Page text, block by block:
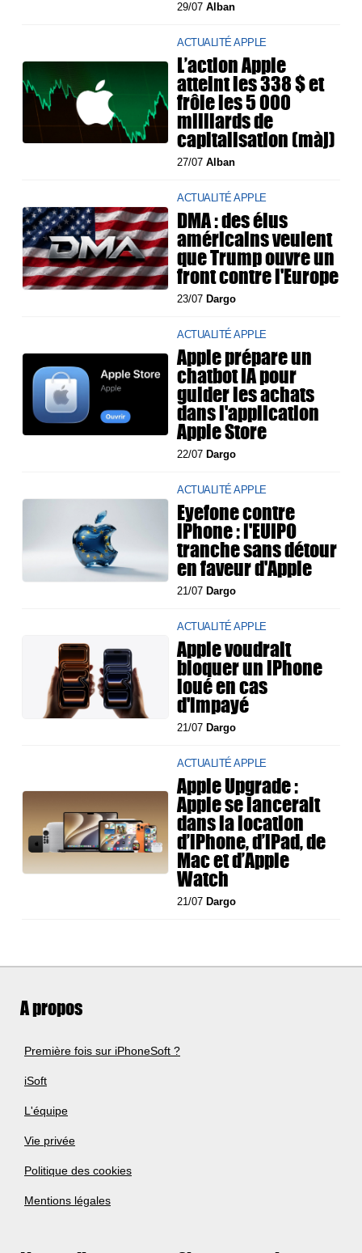
29/07Alban
ACTUALITÉ APPLE
L’action Apple
atteint les 338 $ et
frôle les 5 000
milliards de
capitalisation (màj)
27/07Alban
ACTUALITÉ APPLE
DMA : des élus
américains veulent
que Trump ouvre un
front contre l'Europe
23/07 Dargo
ACTUALITÉ APPLE
Apple prépare un
chatbot IA pour
guider les achats
dans l'application
Apple Store
22/07 Dargo
ACTUALITÉ APPLE
Eyefone contre
iPhone : l'EUIPO
tranche sans détour
en faveur d'Apple
21/07 Dargo
ACTUALITÉ APPLE
Apple voudrait
bloquer un iPhone
loué en cas
d'impayé
21/07 Dargo
ACTUALITÉ APPLE
Apple Upgrade :
Apple se lancerait
dans la location
d’iPhone, d’iPad, de
Mac et d’Apple
Watch
21/07 Dargo
A propos
Première fois sur iPhoneSoft ?
iSoft
L'équipe
Vie privée
Politique des cookies
Mentions légales